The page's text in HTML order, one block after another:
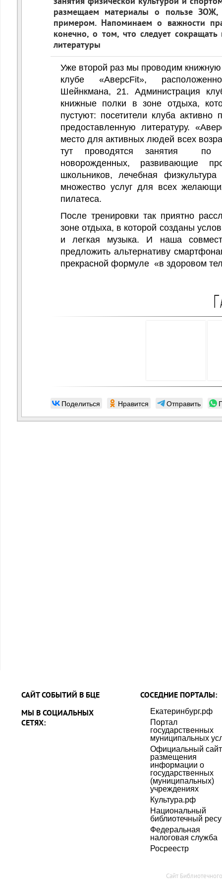
нностей ЗОЖ
размещаем материалы о пользе
примером. Напоминаем о важности
конечно, о том, что следует
литературы
Уже второй раз мы проводим
клубе «АверсFit»,
Шейнкмана, 21. Администрация
книжные полки в зоне отдыха,
пустуют: посетители клуба активно
предоставленную литературу.
место для активных людей всех
тут проводятся занятия по
новорожденных, развивающие
школьников, лечебная
множество услуг для всех
пилатеса.
После тренировки так приятно
зоне отдыха, в которой созданы
и легкая музыка. И наша
предложить альтернативу
прекрасной формуле «в здоровом
Поделиться Нравится Отправить
САЙТ СОБЫТИЙ В БЦЕ
МЫ В СОЦИАЛЬНЫХ
СЕТЯХ:
СОСЕДНИЕ ПОРТАЛЫ:
Екатеринбург.рф
Портал
государственных
муниципальных
Официальный
размещения
информации о
государственных
(муниципальных)
учреждениях
Культура.рф
Национальный
библиотечный
Федеральная
налоговая служба
Росреестр
Сайт